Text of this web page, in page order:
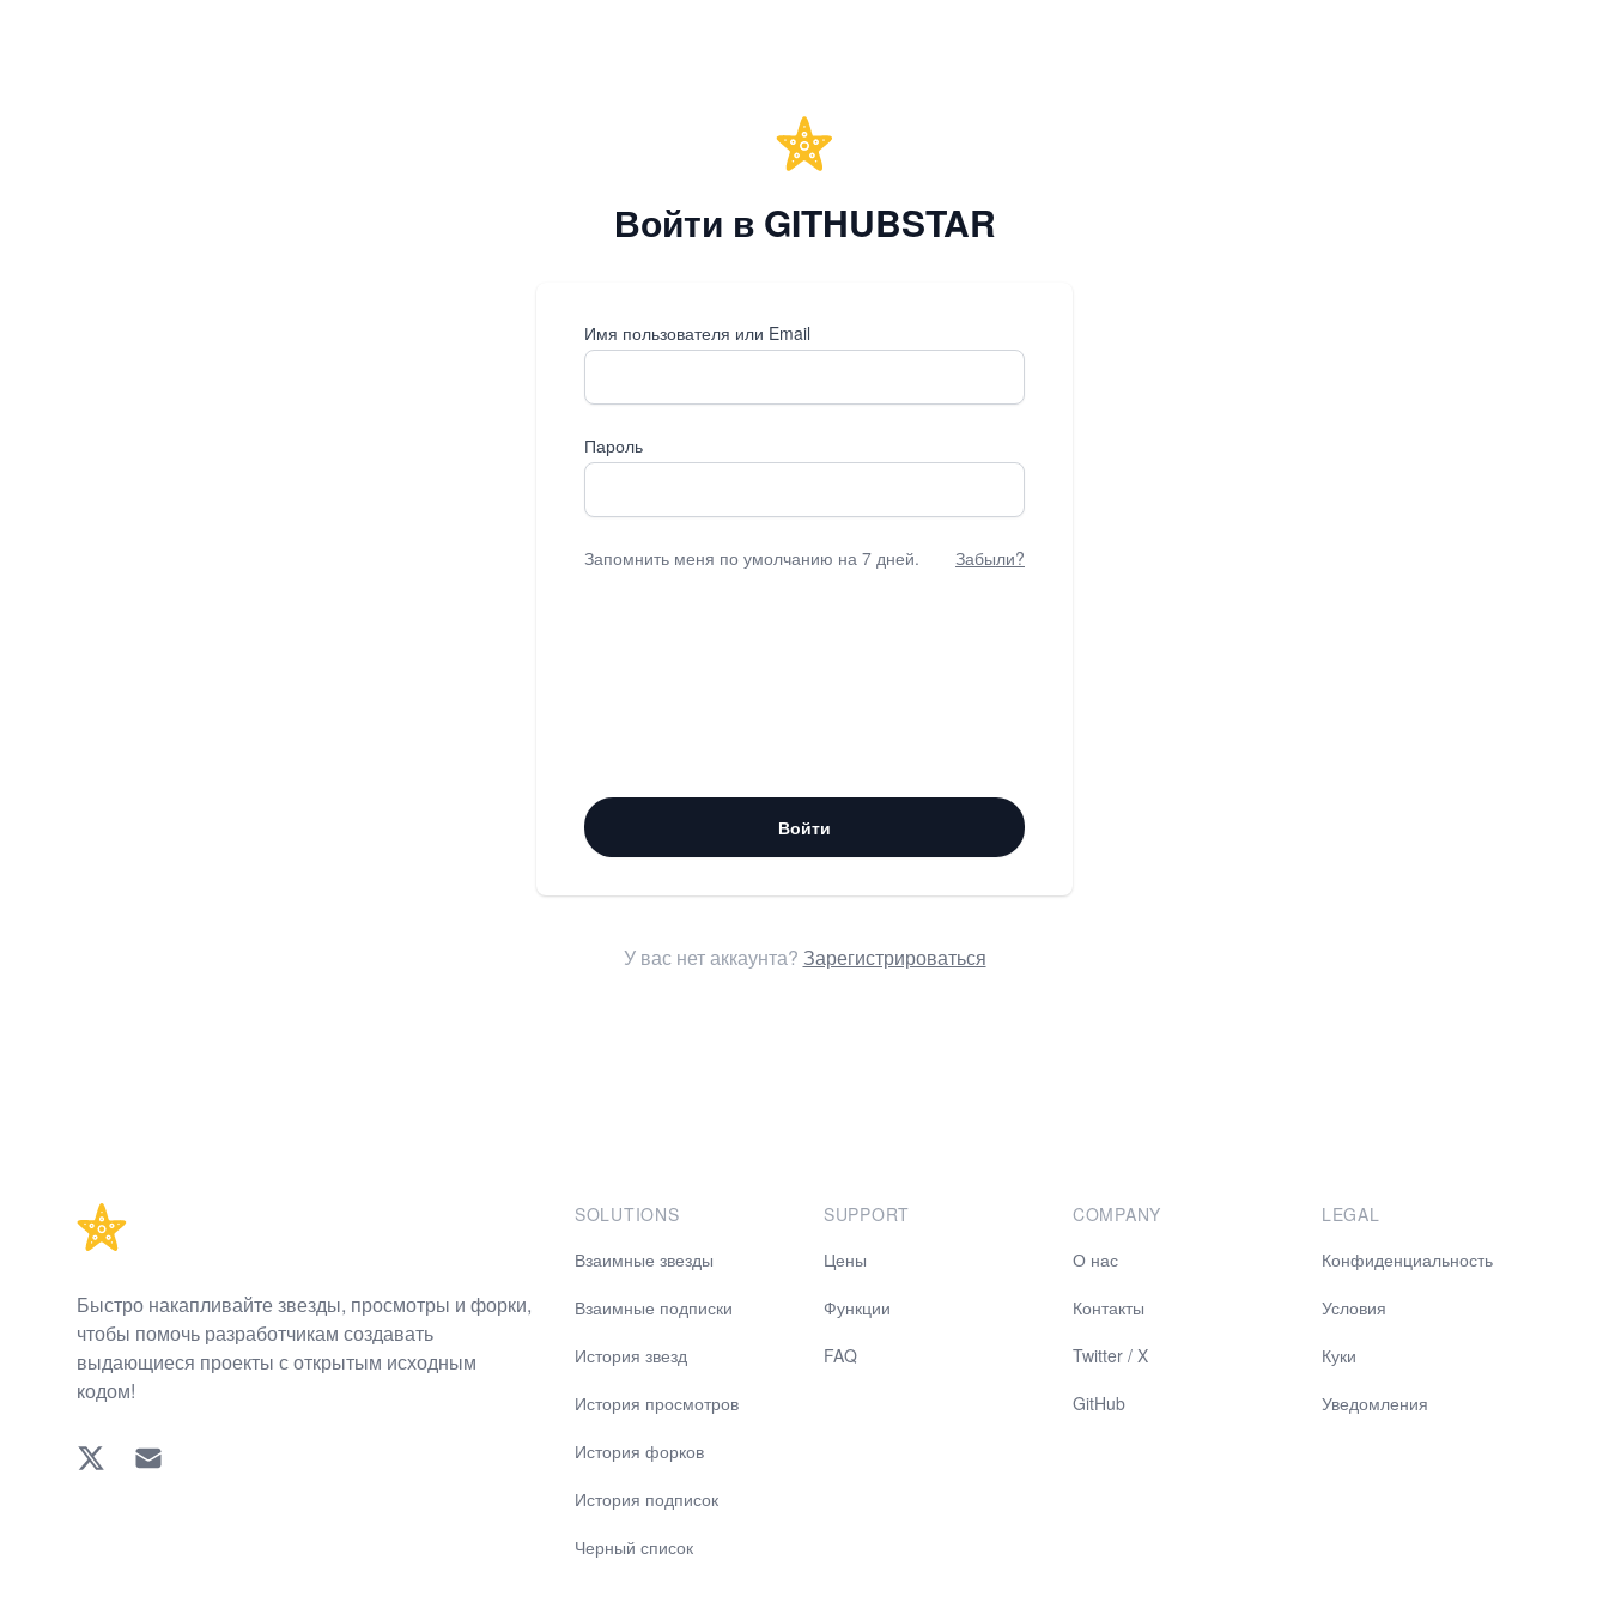
Войти в GITHUBSTAR
Имя пользователя или Email
Пароль
Запомнить меня по умолчанию на 7 дней. Забыли?
Войти
У вас нет аккаунта? Зарегистрироваться
Быстро накапливайте звезды, просмотры и форки,
чтобы помочь разработчикам создавать
выдающиеся проекты с открытым исходным
кодом!
Twitter EMAIL
SOLUTIONS
Взаимные звезды
Взаимные подписки
История звезд
История просмотров
История форков
История подписок
Черный список
SUPPORT
Цены
Функции
FAQ
COMPANY
О нас
Контакты
Twitter / X
GitHub
LEGAL
Конфиденциальность
Условия
Куки
Уведомления